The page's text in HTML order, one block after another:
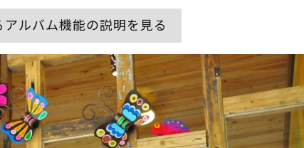
ルバム機能の説明を見る